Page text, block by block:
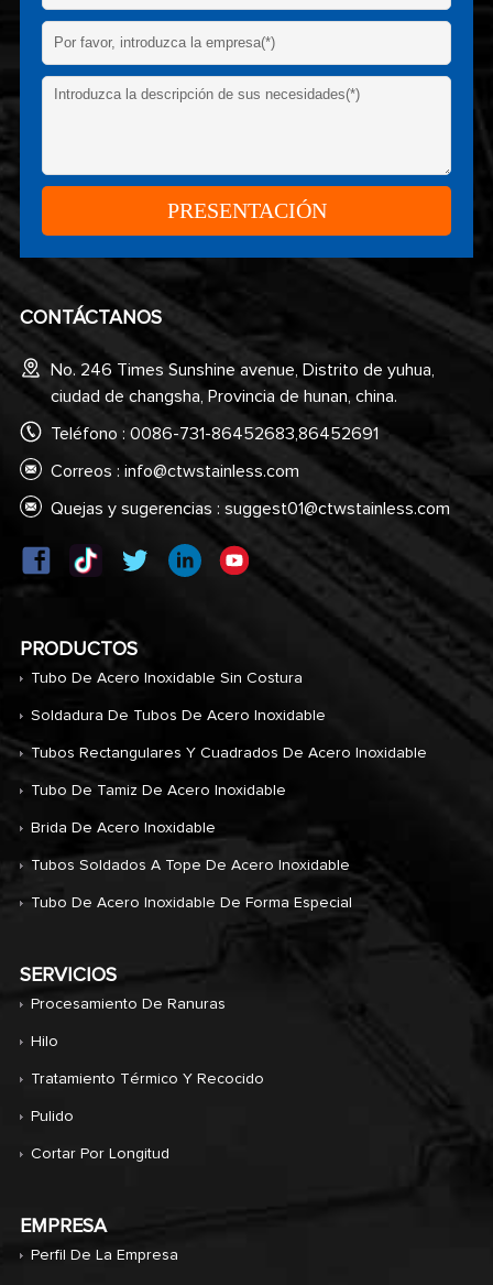
CONTÁCTANOS
No. 246 Times Sunshine avenue, Distrito de yuhua,
ciudad de changsha, Provincia de hunan, china.
Teléfono : 0086-731-86452683,86452691
Correos : info@ctwstainless.com
Quejas y sugerencias : suggest01@ctwstainless.com
PRODUCTOS
Tubo De Acero Inoxidable Sin Costura
Soldadura De Tubos De Acero Inoxidable
Tubos Rectangulares Y Cuadrados De Acero Inoxidable
Tubo De Tamiz De Acero Inoxidable
Brida De Acero Inoxidable
Tubos Soldados A Tope De Acero Inoxidable
Tubo De Acero Inoxidable De Forma Especial
SERVICIOS
Procesamiento De Ranuras
Hilo
Tratamiento Térmico Y Recocido
Pulido
Cortar Por Longitud
EMPRESA
Perfil De La Empresa